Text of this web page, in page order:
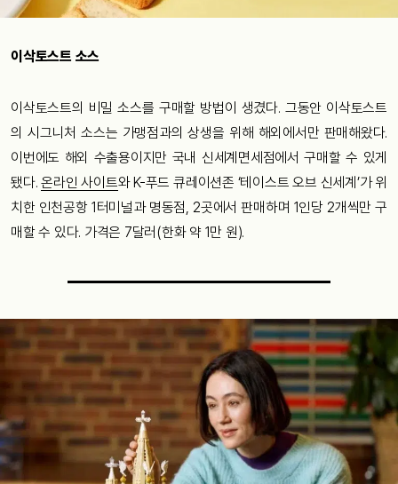
이삭토스트 소스
이삭토스트의 비밀 소스를 구매할 방법이 생겼다. 그동안 이삭토스트
의 시그니처 소스는 가맹점과의 상생을 위해 해외에서만 판매해왔다.
이번에도 해외 수출용이지만 국내 신세계면세점에서 구매할 수 있게
됐다.온라인 사이트와 K-푸드 큐레이션존 ‘테이스트 오브 신세계’가 위
치한 인천공항 1터미널과 명동점, 2곳에서 판매하며 1인당 2개씩만 구
매할 수 있다. 가격은 7달러(한화 약 1만 원).